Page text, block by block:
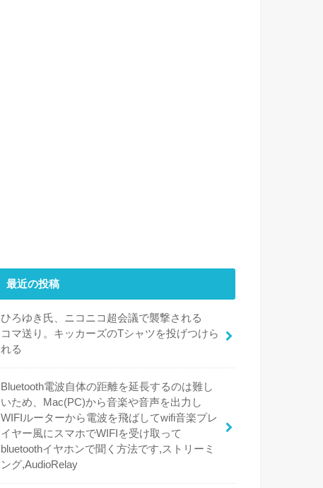
最近の投稿
ひろゆき氏、ニコニコ超会議で襲撃される
コマ送り。キッカーズのTシャツを投げつけら
れる
Bluetooth電波自体の距離を延長するのは難し
いため、Mac(PC)から音楽や音声を出力し
WIFIルーターから電波を飛ばしてwifi音楽プレ
イヤー風にスマホでWIFIを受け取って
bluetoothイヤホンで聞く方法です,ストリーミ
ング,AudioRelay